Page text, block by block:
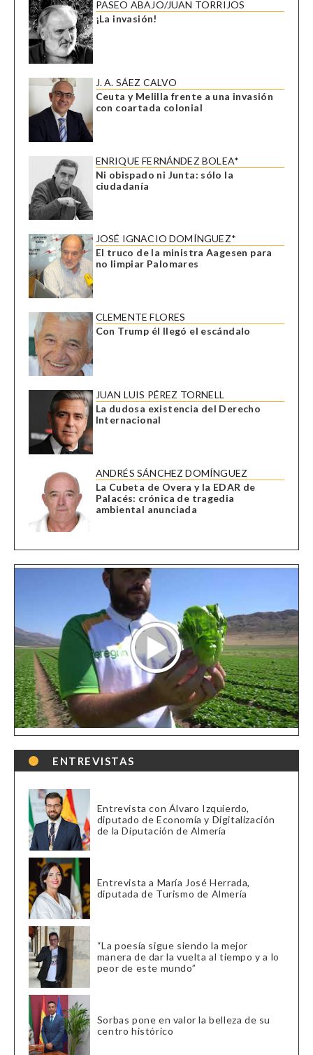
PASEO ABAJO/JUAN TORRIJOS
¡La invasión!
J. A. SÁEZ CALVO
Ceuta y Melilla frente a una invasión
con coartada colonial
ENRIQUE FERNÁNDEZ BOLEA*
Ni obispado ni Junta: sólo la
ciudadanía
JOSÉ IGNACIO DOMÍNGUEZ*
El truco de la ministra Aagesen para
no limpiar Palomares
CLEMENTE FLORES
Con Trump él llegó el escándalo
JUAN LUIS PÉREZ TORNELL
La dudosa existencia del Derecho
Internacional
ANDRÉS SÁNCHEZ DOMÍNGUEZ
La Cubeta de Overa y la EDAR de
Palacés: crónica de tragedia
ambiental anunciada
ENTREVISTAS
Entrevista con Álvaro Izquierdo,
diputado de Economía y Digitalización
de la Diputación de Almería
Entrevista a María José Herrada,
diputada de Turismo de Almería
“La poesía sigue siendo la mejor
manera de dar la vuelta al tiempo y a lo
peor de este mundo”
Sorbas pone en valor la belleza de su
centro histórico